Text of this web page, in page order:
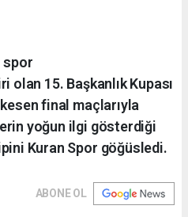
spor
olan 15. Başkanlık Kupası
final maçlarıyla
yoğun ilgi gösterdiği
Kuran Spor göğüsledi.
ABONE OL